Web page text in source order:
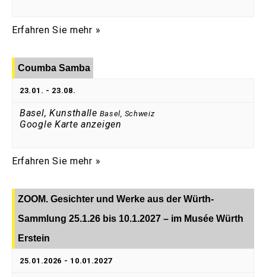
Erfahren Sie mehr »
Coumba Samba
23.01. - 23.08.
Basel, Kunsthalle Basel, Schweiz
Google Karte anzeigen
Erfahren Sie mehr »
ZOOM. Gesichter und Werke aus der Würth-
Sammlung 25.1.26 bis 10.1.2027 – im Musée Würth
Erstein
25.01.2026 - 10.01.2027